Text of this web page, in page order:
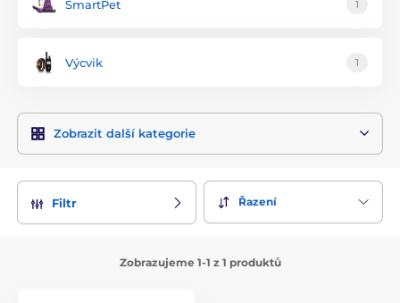
SmartPet 1
Výcvik 1
Zobrazit další kategorie
Filtr Řazení
Zobrazujeme 1-1 z 1 produktů